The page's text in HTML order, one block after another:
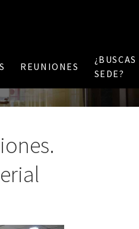
REUNIONES
¿BUSCAS
SEDE?